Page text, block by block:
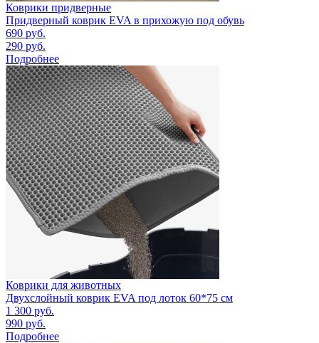
Коврики придверные
Придверный коврик EVA в прихожую под обувь
690 руб.
290 руб.
Подробнее
Коврики для животных
Двухслойный коврик EVA под лоток 60*75 см
1 300 руб.
990 руб.
Подробнее